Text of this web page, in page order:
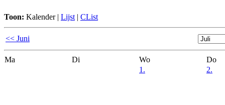
Toon: Kalender| Lijst | CList
<< Juni
Ma Di Wo
Do
1.
2.